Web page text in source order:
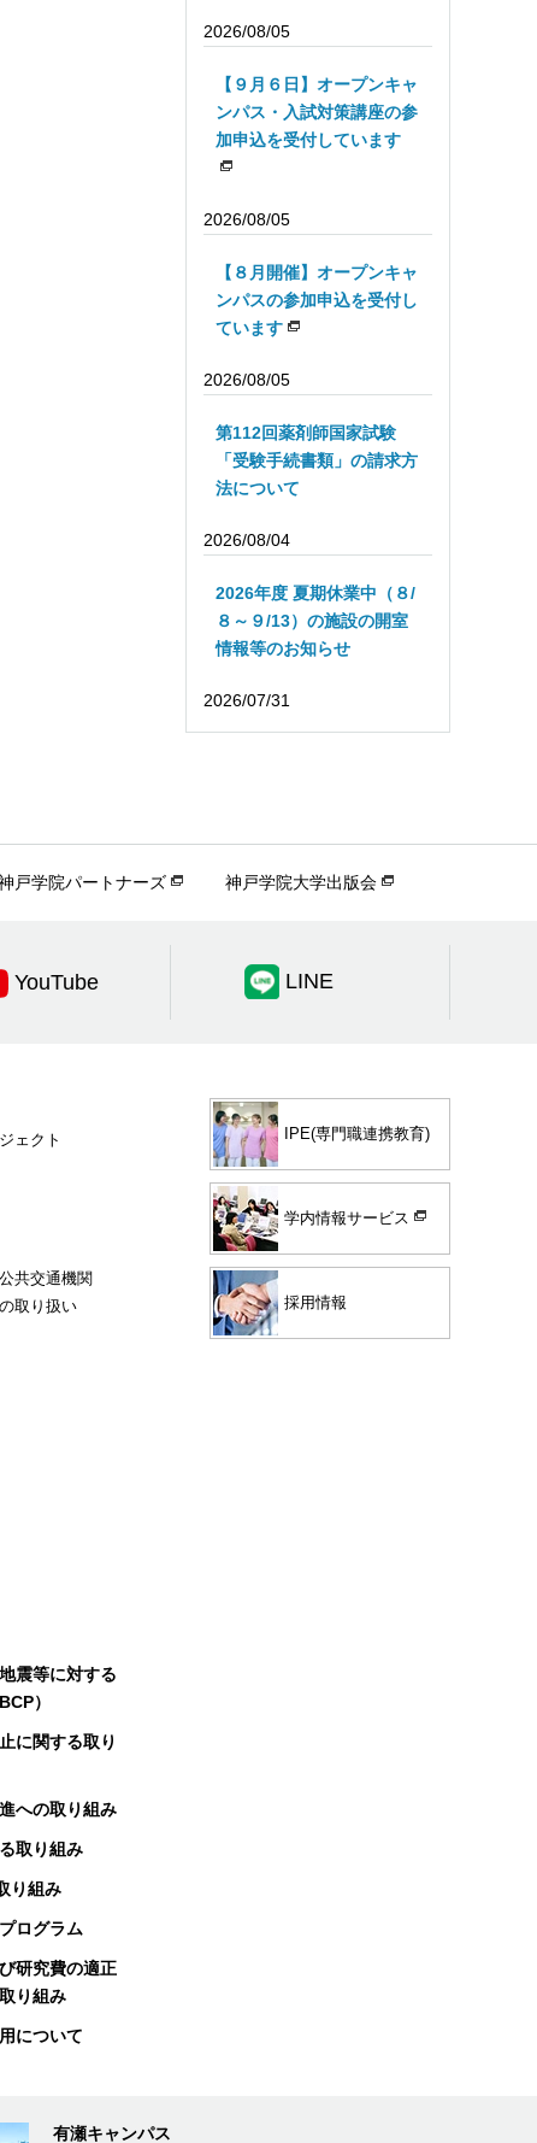
2026/08/05
【９月６日】オープンキャ
ンパス・入試対策講座の参
加申込を受付しています
2026/08/05
【８月開催】オープンキャ
ンパスの参加申込を受付し
ています
2026/08/05
第112回薬剤師国家試験
「受験手続書類」の請求方
法について
2026/08/04
2026年度 夏期休業中（８/
８～９/13）の施設の開室
情報等のお知らせ
2026/07/31
戸学院パートナーズ 神戸学院大学出版会
YouTube LINE
ェクト
共交通機関
取り扱い
震等に対する
）
に関する取り
への取り組み
取り組み
り組み
ログラム
研究費の適正
り組み
について
IPE(専門職連携教育)
学内情報サービス
採用情報
有瀬キャンパス